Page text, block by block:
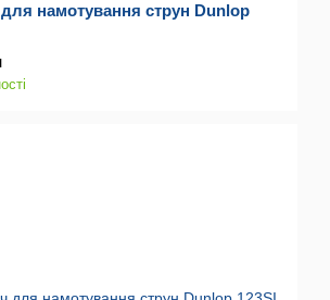
намотування струн Dunlop